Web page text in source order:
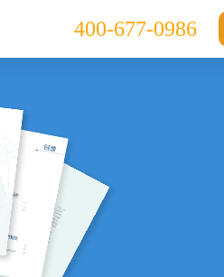
400-677-0986